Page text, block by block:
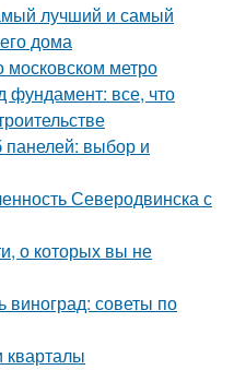
лучший и самый
дома
метро
фундамент: все, что
выбор и
Северодвинска с
о которых вы не
виноград: советы по
кварталы